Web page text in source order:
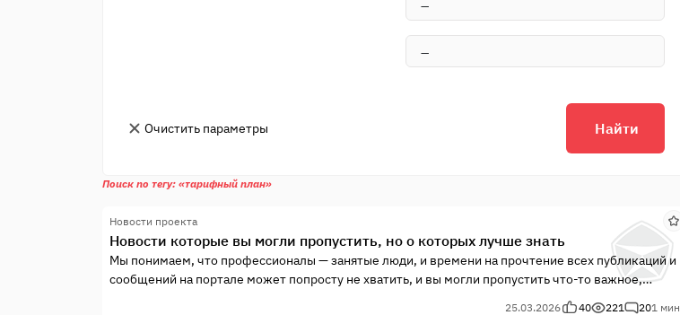
Очистить параметры Найти
Поиск по тегу: «тарифный план»
Новости проекта
Новости которые вы могли пропустить, но о которых лучше знать
Мы понимаем, что профессионалы — занятые люди, и времени на прочтение всех публикаций и
сообщений на портале может попросту не хватить, и вы могли пропустить что-то важное,
поэтому в этой публикации мы очень кратко перечислим основные события портала,
25.03.2026 40 221 201 мин